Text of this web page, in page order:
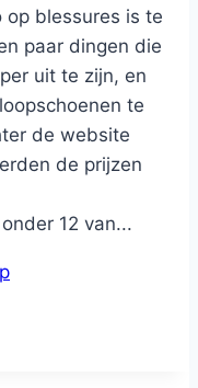
op blessures is te
paar dingen die
uit te zijn, en
te
de website
de prijzen
12 van...